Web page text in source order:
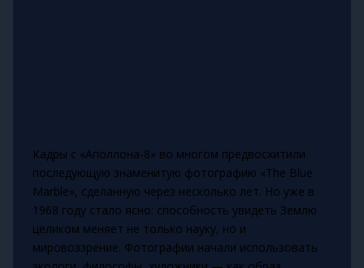
Кадры с «Аполлона‑8» во многом предвосхитили
последующую знаменитую фотографию «The Blue
Marble», сделанную через несколько лет. Но уже в
1968 году стало ясно: способность увидеть Землю
целиком меняет не только науку, но и
мировоззрение. Фотографии начали использовать